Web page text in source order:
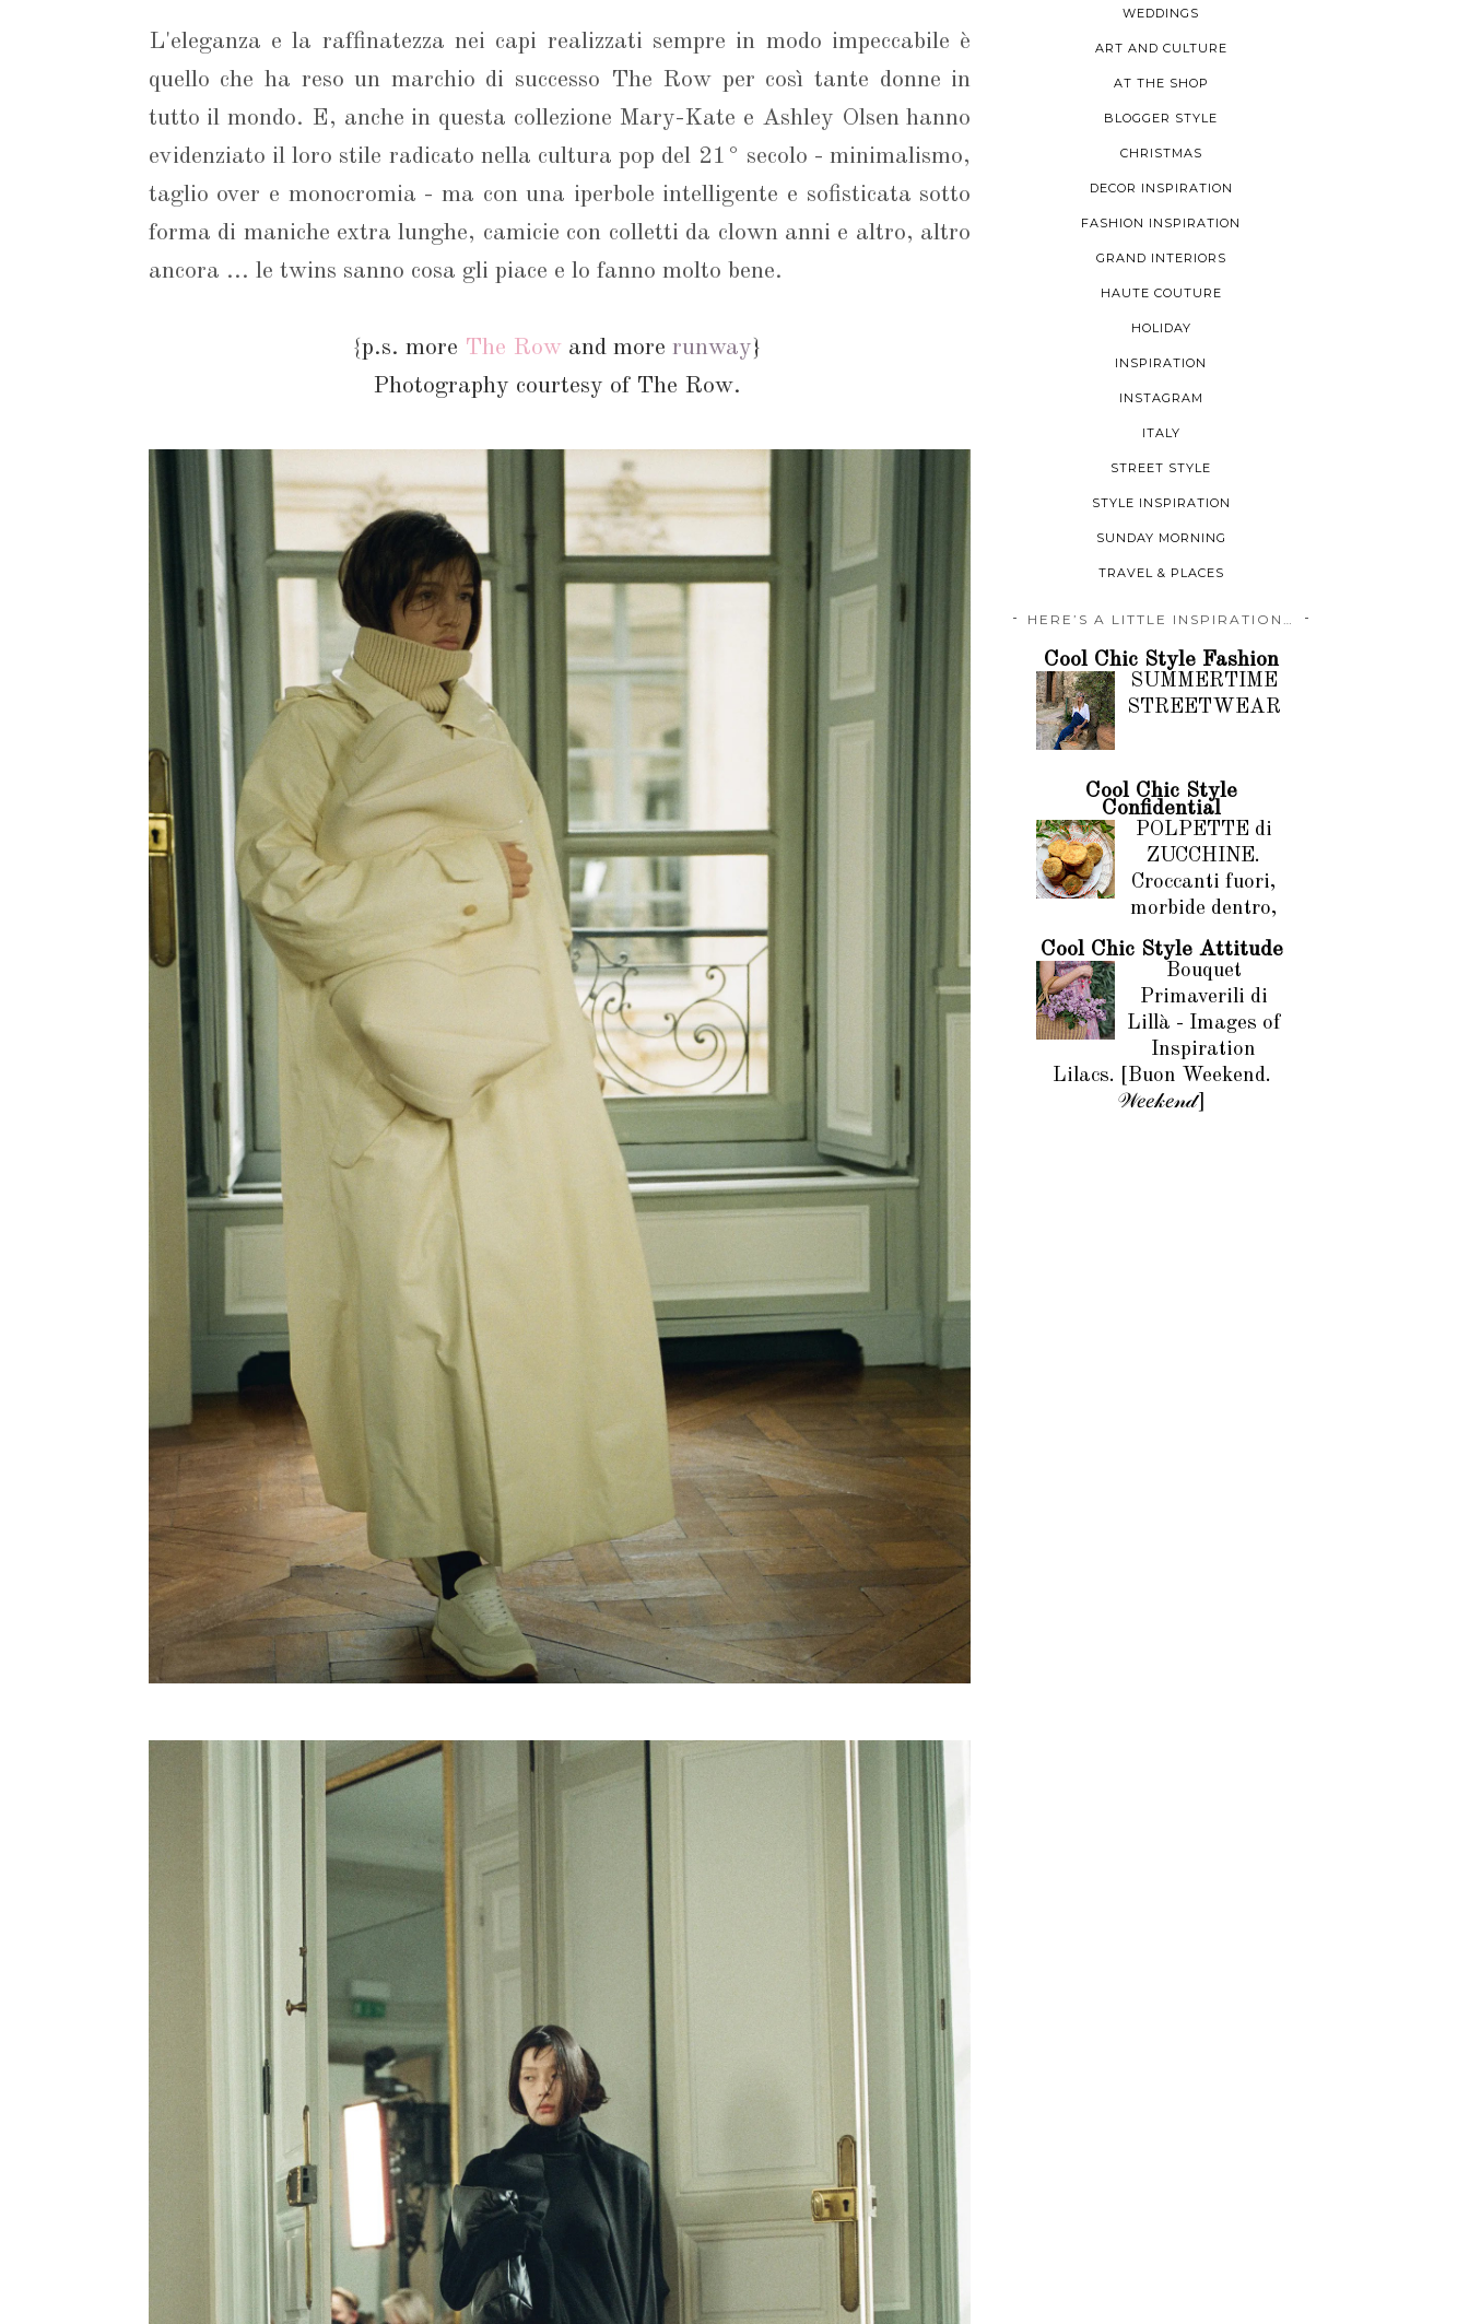
L'eleganza e la raffinatezza nei capi realizzati sempre in modo impeccabile è
quello che ha reso un marchio di successo The Row per così tante donne in
tutto il mondo. E, anche in questa collezione Mary-Kate e Ashley Olsen hanno
evidenziato il loro stile radicato nella cultura pop del 21° secolo - minimalismo,
taglio over e monocromia - ma con una iperbole intelligente e sofisticata sotto
forma di maniche extra lunghe, camicie con colletti da clown anni e altro, altro
ancora ... le twins sanno cosa gli piace e lo fanno molto bene.
{p.s. more The Row and more runway}
Photography courtesy of The Row.
WEDDINGS
ART AND CULTURE
AT THE SHOP
BLOGGER STYLE
CHRISTMAS
DECOR INSPIRATION
FASHION INSPIRATION
GRAND INTERIORS
HAUTE COUTURE
HOLIDAY
INSPIRATION
INSTAGRAM
ITALY
STREET STYLE
STYLE INSPIRATION
SUNDAY MORNING
TRAVEL & PLACES
HERE’S A LITTLE INSPIRATION…
Cool Chic Style Fashion
SUMMERTIME
STREETWEAR
Cool Chic Style
Confidential
POLPETTE di
ZUCCHINE.
Croccanti fuori,
morbide dentro,
Cool Chic Style Attitude
Bouquet
Primaverili di
Lillà - Images of
Inspiration
Lilacs. [Buon Weekend.
𝒲𝑒𝑒𝓀𝑒𝓃𝒹]